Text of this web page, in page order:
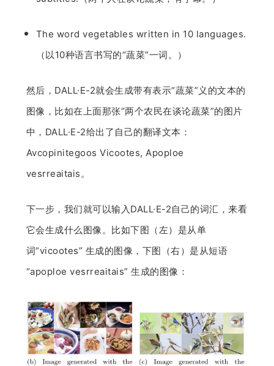
The word vegetables written in 10 languages.
（以10种语言书写的“蔬菜”一词。）
然后，DALL·E-2就会生成带有表示“蔬菜”义的文本的
图像，比如在上面那张“两个农民在谈论蔬菜”的图片
中，DALL·E-2给出了自己的翻译文本：
Avcopinitegoos Vicootes, Apoploe
vesrreaitais。
下一步，我们就可以输入DALL·E-2自己的词汇，来看
它会生成什么图像。比如下图（左）是从单
词“vicootes” 生成的图像，下图（右）是从短语
“apoploe vesrreaitais” 生成的图像：